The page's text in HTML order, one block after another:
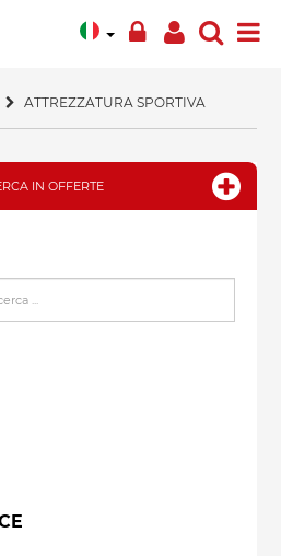
ATTREZZATURA SPORTIVA
IN OFFERTE